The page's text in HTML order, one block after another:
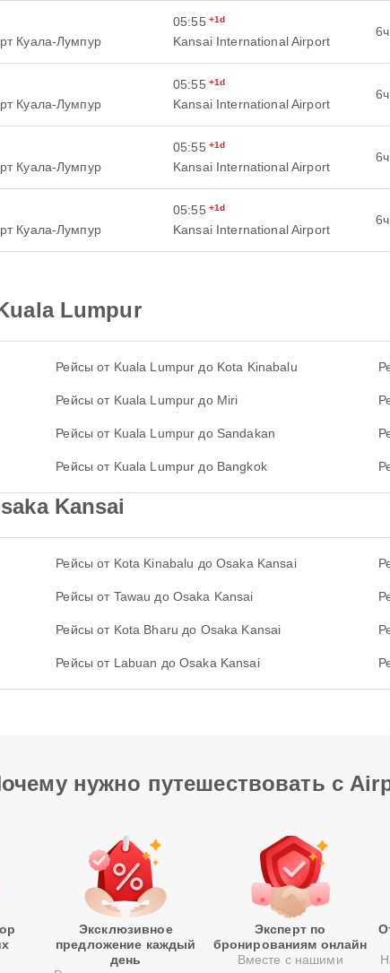
Куала-Лумпур
05:55 +1d
Kansai International Airport
Куала-Лумпур
05:55 +1d
Kansai International Airport
Куала-Лумпур
05:55 +1d
Kansai International Airport
Куала-Лумпур
05:55 +1d
Kansai International Airport
Lumpur
Рейсы от Kuala Lumpur до Kota Kinabalu
Рейсы от Kuala Lumpur до Miri
Рейсы от Kuala Lumpur до Sandakan
Рейсы от Kuala Lumpur до Bangkok
Kansai
Рейсы от Kota Kinabalu до Osaka Kansai
Рейсы от Tawau до Osaka Kansai
Рейсы от Kota Bharu до Osaka Kansai
Рейсы от Labuan до Osaka Kansai
нужно путешествовать с
Эксклюзивное
предложение каждый
день
Эксперт по
бронированиям онлайн
Вместе с нашими